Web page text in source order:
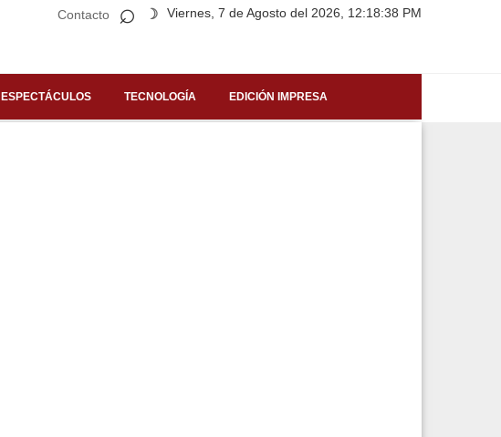
Contacto Viernes, 7 de Agosto del 2026, 12:18:38 PM
⌕ ☽
ESPECTÁCULOS TECNOLOGÍA EDICIÓN IMPRESA